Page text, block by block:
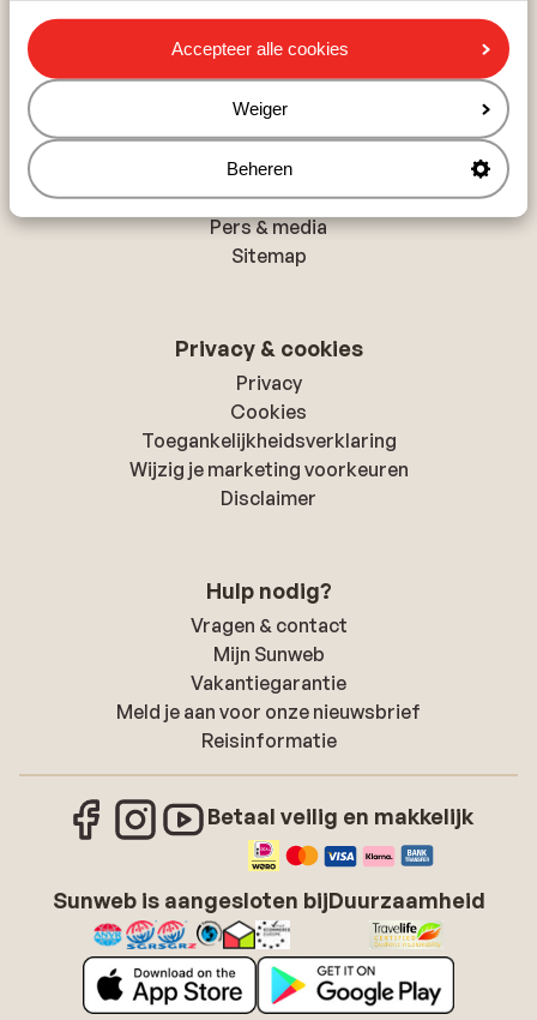
Accepteer alle cookies
Weiger
Beheren
Albufeira
Over Sunweb
Over Sunweb
Verantwoord op vakantie
Vacatures
Pers & media
Sitemap
Privacy & cookies
Privacy
Cookies
Toegankelijkheidsverklaring
Wijzig je marketing voorkeuren
Disclaimer
Hulp nodig?
Vragen & contact
Mijn Sunweb
Vakantiegarantie
Meld je aan voor onze nieuwsbrief
Reisinformatie
Betaal veilig en makkelijk
Sunweb is aangesloten bijDuurzaamheid